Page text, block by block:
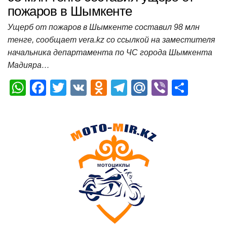
пожаров в Шымкенте
Ущерб от пожаров в Шымкенте составил 98 млн
тенге, сообщает vera.kz со ссылкой на заместителя
начальника департамента по ЧС города Шымкента
Мадияра…
W
F
T
er
V
O
n
o
kl
a
ss
ni
ki
T
e
gr
a
m
M
u
Vi